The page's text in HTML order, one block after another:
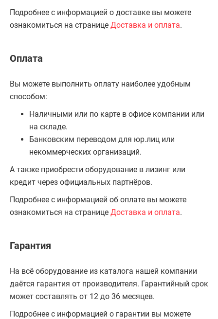
Подробнее с информацией о доставке вы можете
ознакомиться на странице Доставка и оплата.
Оплата
Вы можете выполнить оплату наиболее удобным
способом:
Наличными или по карте в офисе компании или
на складе.
Банковским переводом для юр.лиц или
некоммерческих организаций.
А также приобрести оборудование в лизинг или
кредит через официальных партнёров.
Подробнее с информацией об оплате вы можете
ознакомиться на странице Доставка и оплата.
Гарантия
На всё оборудование из каталога нашей компании
даётся гарантия от производителя. Гарантийный срок
может составлять от 12 до 36 месяцев.
Подробнее с информацией о гарантии вы можете